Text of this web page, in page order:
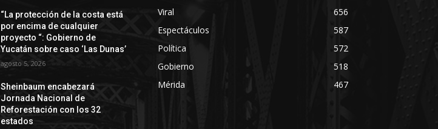
“La protección de la costa está
por encima de cualquier
proyecto “: Gobierno de
Yucatán sobre caso ‘Las Dunas’
agosto 5, 2026
Sheinbaum encabezará
Jornada Nacional de
Reforestación con los 32
estados
Viral
656
Espectáculos
587
Política
572
Gobierno
518
Mérida
467